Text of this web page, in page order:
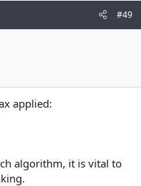
#49
applied:
algorithm, it is vital to